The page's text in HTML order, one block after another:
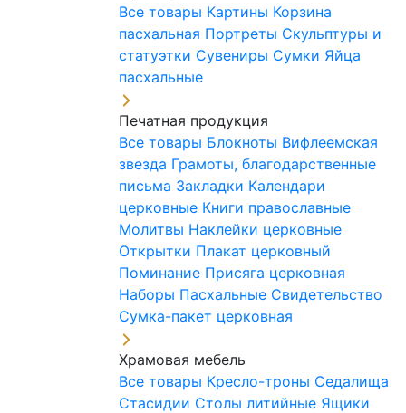
Все товары Картины Корзина
пасхальная Портреты Скульптуры и
статуэтки Сувениры Сумки Яйца
пасхальные
Печатная продукция
Все товары Блокноты Вифлеемская
звезда Грамоты, благодарственные
письма Закладки Календари
церковные Книги православные
Молитвы Наклейки церковные
Открытки Плакат церковный
Поминание Присяга церковная
Наборы Пасхальные Свидетельство
Сумка-пакет церковная
Храмовая мебель
Все товары Кресло-троны Седалища
Стасидии Столы литийные Ящики